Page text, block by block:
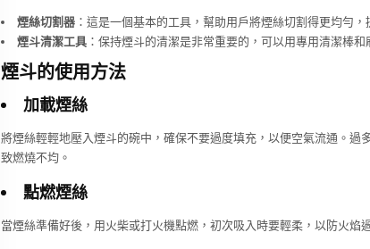
煙絲切割器：這是一個基本的工具，幫助用戶將煙絲切割得更均勻，
煙斗清潔工具：保持煙斗的清潔是非常重要的，可以用專用清潔棒
煙斗的使用方法
加載煙絲
將煙絲輕輕地壓入煙斗的碗中，確保不要過度填充，以便空氣流通。過
致燃燒不均。
點燃煙絲
當煙絲準備好後，用火柴或打火機點燃，初次吸入時要輕柔，以防火焰